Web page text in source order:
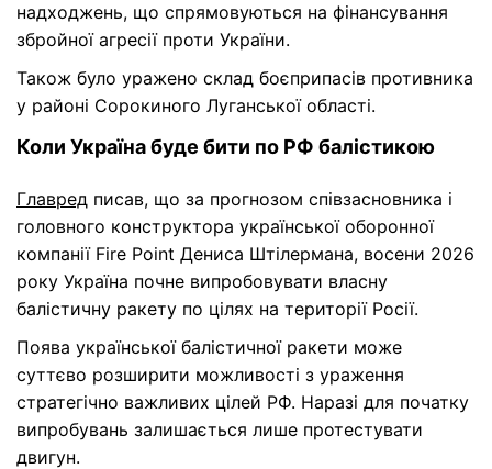
надходжень, що спрямовуються на фінансування
збройної агресії проти України.
Також було уражено склад боєприпасів противника
у районі Сорокиного Луганської області.
Коли Україна буде бити по РФ балістикою
Главред писав, що за прогнозом співзасновника і
головного конструктора української оборонної
компанії Fire Point Дениса Штілермана, восени 2026
року Україна почне випробовувати власну
балістичну ракету по цілях на території Росії.
Поява української балістичної ракети може
суттєво розширити можливості з ураження
стратегічно важливих цілей РФ. Наразі для початку
випробувань залишається лише протестувати
двигун.